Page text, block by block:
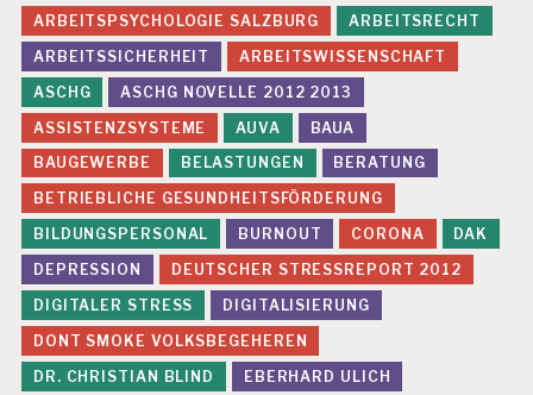
N
G
D
R.
C
H
R
IS
T
I
A
N
B
LI
N
D
ARBEITSPSYCHOLOGIE SALZBURG
ARBEITSRECHT
ARBEITSSICHERHEIT
ARBEITSWISSENSCHAFT
ASCHG
ASCHG NOVELLE 2012 2013
ASSISTENZSYSTEME
AUVA
BAUA
BAUGEWERBE
BELASTUNGEN
BERATUNG
BETRIEBLICHE GESUNDHEITSFÖRDERUNG
BILDUNGSPERSONAL
BURNOUT CORONA
DAK
DEPRESSION
DEUTSCHER STRESSREPORT 2012
DIGITALER STRESS
DIGITALISIERUNG
DONT SMOKE VOLKSBEGEHEREN
DR. CHRISTIAN BLIND
EBERHARD ULICH